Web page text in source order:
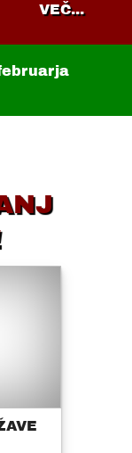
VEČ...